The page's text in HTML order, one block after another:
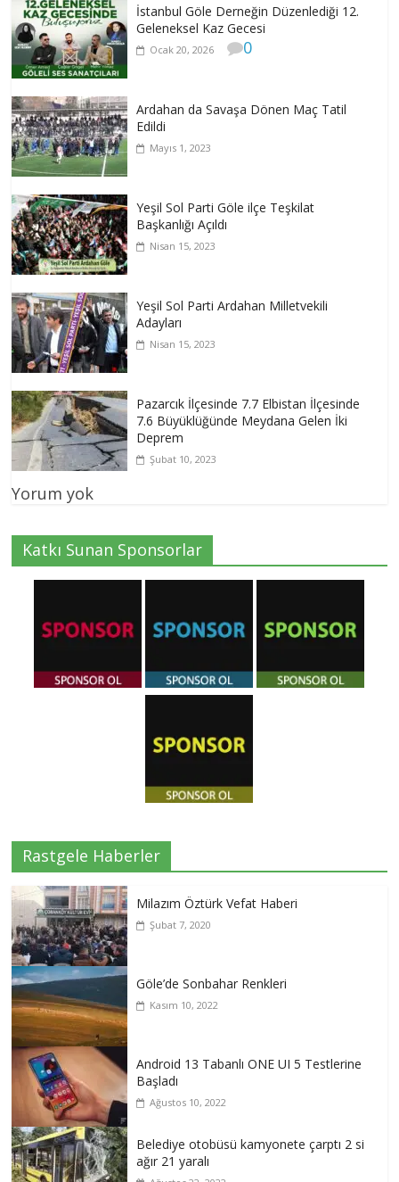
İstanbul Göle Derneğin Düzenlediği 12.
Geleneksel Kaz Gecesi
Ocak 20, 2026 0
Ardahan da Savaşa Dönen Maç Tatil
Edildi
Mayıs 1, 2023
Yeşil Sol Parti Göle ilçe Teşkilat
Başkanlığı Açıldı
Nisan 15, 2023
Yeşil Sol Parti Ardahan Milletvekili
Adayları
Nisan 15, 2023
Pazarcık İlçesinde 7.7 Elbistan İlçesinde
7.6 Büyüklüğünde Meydana Gelen İki
Deprem
Şubat 10, 2023
Yorum yok
Katkı Sunan Sponsorlar
Rastgele Haberler
Milazım Öztürk Vefat Haberi
Şubat 7, 2020
Göle’de Sonbahar Renkleri
Kasım 10, 2022
Android 13 Tabanlı ONE UI 5 Testlerine
Başladı
Ağustos 10, 2022
Belediye otobüsü kamyonete çarptı 2 si
ağır 21 yaralı